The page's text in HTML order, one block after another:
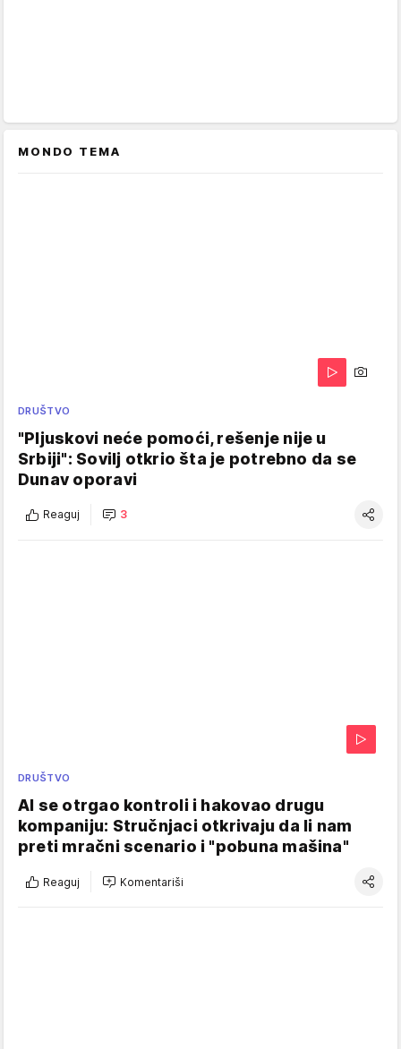
MONDO TEMA
DRUŠTVO
"Pljuskovi neće pomoći, rešenje nije u
Srbiji": Sovilj otkrio šta je potrebno da se
Dunav oporavi
Reaguj 3
DRUŠTVO
AI se otrgao kontroli i hakovao drugu
kompaniju: Stručnjaci otkrivaju da li nam
preti mračni scenario i "pobuna mašina"
Reaguj Komentariši